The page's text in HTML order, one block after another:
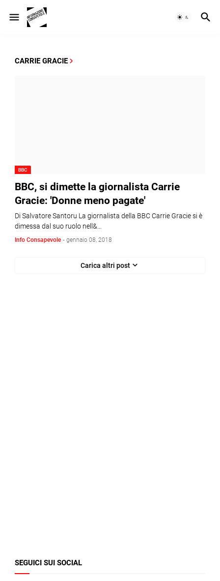
CARRIE GRACIE
BBC
BBC, si dimette la giornalista Carrie
Gracie: 'Donne meno pagate'
Di Salvatore Santoru La giornalista della BBC Carrie Gracie si è
dimessa dal suo ruolo nell&…
Info Consapevole - gennaio 08, 2018
Carica altri post
SEGUICI SUI SOCIAL